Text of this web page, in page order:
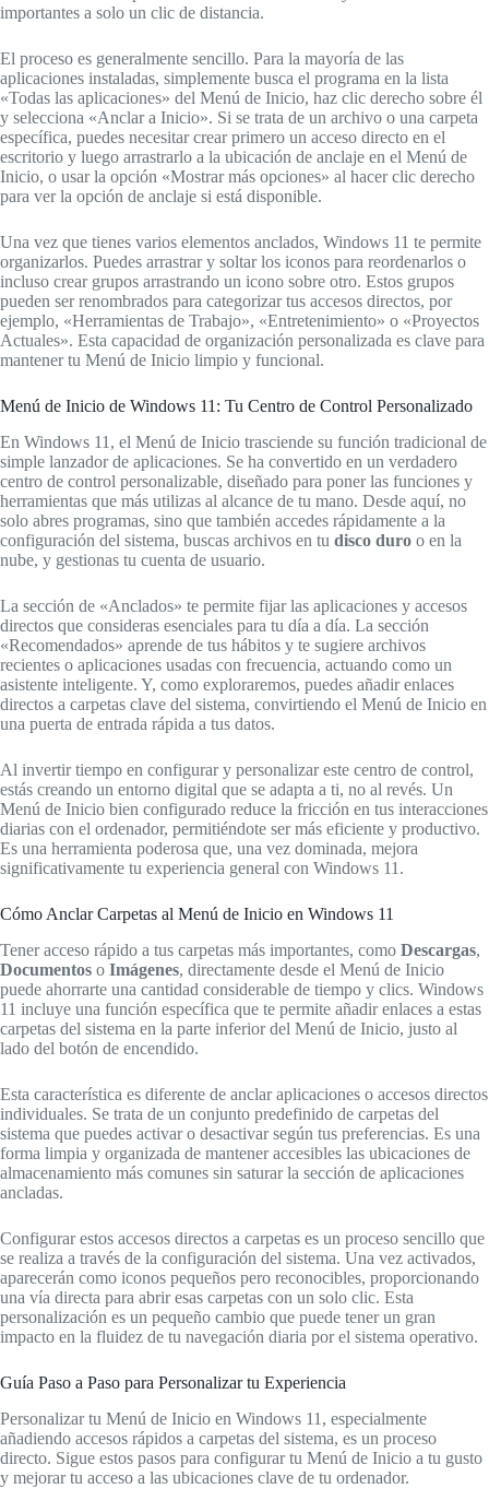
importantes a solo un clic de distancia.
El proceso es generalmente sencillo. Para la mayoría de las
aplicaciones instaladas, simplemente busca el programa en la lista
«Todas las aplicaciones» del Menú de Inicio, haz clic derecho sobre él
y selecciona «Anclar a Inicio». Si se trata de un archivo o una carpeta
específica, puedes necesitar crear primero un acceso directo en el
escritorio y luego arrastrarlo a la ubicación de anclaje en el Menú de
Inicio, o usar la opción «Mostrar más opciones» al hacer clic derecho
para ver la opción de anclaje si está disponible.
Una vez que tienes varios elementos anclados, Windows 11 te permite
organizarlos. Puedes arrastrar y soltar los iconos para reordenarlos o
incluso crear grupos arrastrando un icono sobre otro. Estos grupos
pueden ser renombrados para categorizar tus accesos directos, por
ejemplo, «Herramientas de Trabajo», «Entretenimiento» o «Proyectos
Actuales». Esta capacidad de organización personalizada es clave para
mantener tu Menú de Inicio limpio y funcional.
Menú de Inicio de Windows 11: Tu Centro de Control Personalizado
En Windows 11, el Menú de Inicio trasciende su función tradicional de
simple lanzador de aplicaciones. Se ha convertido en un verdadero
centro de control personalizable, diseñado para poner las funciones y
herramientas que más utilizas al alcance de tu mano. Desde aquí, no
solo abres programas, sino que también accedes rápidamente a la
configuración del sistema, buscas archivos en tu disco duro o en la
nube, y gestionas tu cuenta de usuario.
La sección de «Anclados» te permite fijar las aplicaciones y accesos
directos que consideras esenciales para tu día a día. La sección
«Recomendados» aprende de tus hábitos y te sugiere archivos
recientes o aplicaciones usadas con frecuencia, actuando como un
asistente inteligente. Y, como exploraremos, puedes añadir enlaces
directos a carpetas clave del sistema, convirtiendo el Menú de Inicio en
una puerta de entrada rápida a tus datos.
Al invertir tiempo en configurar y personalizar este centro de control,
estás creando un entorno digital que se adapta a ti, no al revés. Un
Menú de Inicio bien configurado reduce la fricción en tus interacciones
diarias con el ordenador, permitiéndote ser más eficiente y productivo.
Es una herramienta poderosa que, una vez dominada, mejora
significativamente tu experiencia general con Windows 11.
Cómo Anclar Carpetas al Menú de Inicio en Windows 11
Tener acceso rápido a tus carpetas más importantes, como Descargas,
Documentos o Imágenes, directamente desde el Menú de Inicio
puede ahorrarte una cantidad considerable de tiempo y clics. Windows
11 incluye una función específica que te permite añadir enlaces a estas
carpetas del sistema en la parte inferior del Menú de Inicio, justo al
lado del botón de encendido.
Esta característica es diferente de anclar aplicaciones o accesos directos
individuales. Se trata de un conjunto predefinido de carpetas del
sistema que puedes activar o desactivar según tus preferencias. Es una
forma limpia y organizada de mantener accesibles las ubicaciones de
almacenamiento más comunes sin saturar la sección de aplicaciones
ancladas.
Configurar estos accesos directos a carpetas es un proceso sencillo que
se realiza a través de la configuración del sistema. Una vez activados,
aparecerán como iconos pequeños pero reconocibles, proporcionando
una vía directa para abrir esas carpetas con un solo clic. Esta
personalización es un pequeño cambio que puede tener un gran
impacto en la fluidez de tu navegación diaria por el sistema operativo.
Guía Paso a Paso para Personalizar tu Experiencia
Personalizar tu Menú de Inicio en Windows 11, especialmente
añadiendo accesos rápidos a carpetas del sistema, es un proceso
directo. Sigue estos pasos para configurar tu Menú de Inicio a tu gusto
y mejorar tu acceso a las ubicaciones clave de tu ordenador.